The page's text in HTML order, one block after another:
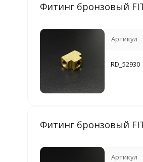
Фитинг бронзовый
Артикул
RD_52930
Фитинг бронзовый
Артикул